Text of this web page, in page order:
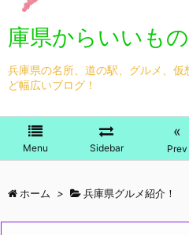
庫県からいいもの
兵庫県の名所、道の駅、グルメ、
ど幅広いブログ！
Menu Sidebar
«
Prev
ホーム > 兵庫県グルメ紹介！